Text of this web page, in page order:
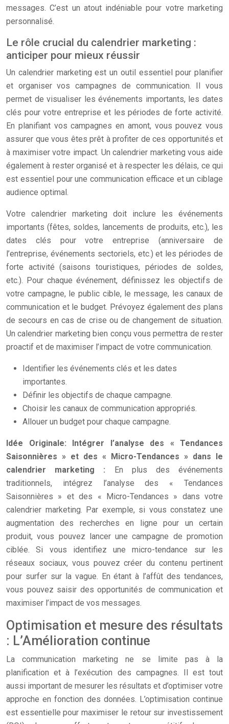
messages. C’est un atout indéniable pour votre marketing
personnalisé.
Le rôle crucial du calendrier marketing :
anticiper pour mieux réussir
Un calendrier marketing est un outil essentiel pour planifier
et organiser vos campagnes de communication. Il vous
permet de visualiser les événements importants, les dates
clés pour votre entreprise et les périodes de forte activité.
En planifiant vos campagnes en amont, vous pouvez vous
assurer que vous êtes prêt à profiter de ces opportunités et
à maximiser votre impact. Un calendrier marketing vous aide
également à rester organisé et à respecter les délais, ce qui
est essentiel pour une communication efficace et un ciblage
audience optimal.
Votre calendrier marketing doit inclure les événements
importants (fêtes, soldes, lancements de produits, etc.), les
dates clés pour votre entreprise (anniversaire de
l’entreprise, événements sectoriels, etc.) et les périodes de
forte activité (saisons touristiques, périodes de soldes,
etc.). Pour chaque événement, définissez les objectifs de
votre campagne, le public cible, le message, les canaux de
communication et le budget. Prévoyez également des plans
de secours en cas de crise ou de changement de situation.
Un calendrier marketing bien conçu vous permettra de rester
proactif et de maximiser l’impact de votre communication.
Identifier les événements clés et les dates
importantes.
Définir les objectifs de chaque campagne.
Choisir les canaux de communication appropriés.
Allouer un budget pour chaque campagne.
Idée Originale: Intégrer l’analyse des « Tendances
Saisonnières » et des « Micro-Tendances » dans le
calendrier marketing : En plus des événements
traditionnels, intégrez l’analyse des « Tendances
Saisonnières » et des « Micro-Tendances » dans votre
calendrier marketing. Par exemple, si vous constatez une
augmentation des recherches en ligne pour un certain
produit, vous pouvez lancer une campagne de promotion
ciblée. Si vous identifiez une micro-tendance sur les
réseaux sociaux, vous pouvez créer du contenu pertinent
pour surfer sur la vague. En étant à l’affût des tendances,
vous pouvez saisir des opportunités de communication et
maximiser l’impact de vos messages.
Optimisation et mesure des résultats
: L’Amélioration continue
La communication marketing ne se limite pas à la
planification et à l’exécution des campagnes. Il est tout
aussi important de mesurer les résultats et d’optimiser votre
approche en fonction des données. L’optimisation continue
est essentielle pour maximiser le retour sur investissement